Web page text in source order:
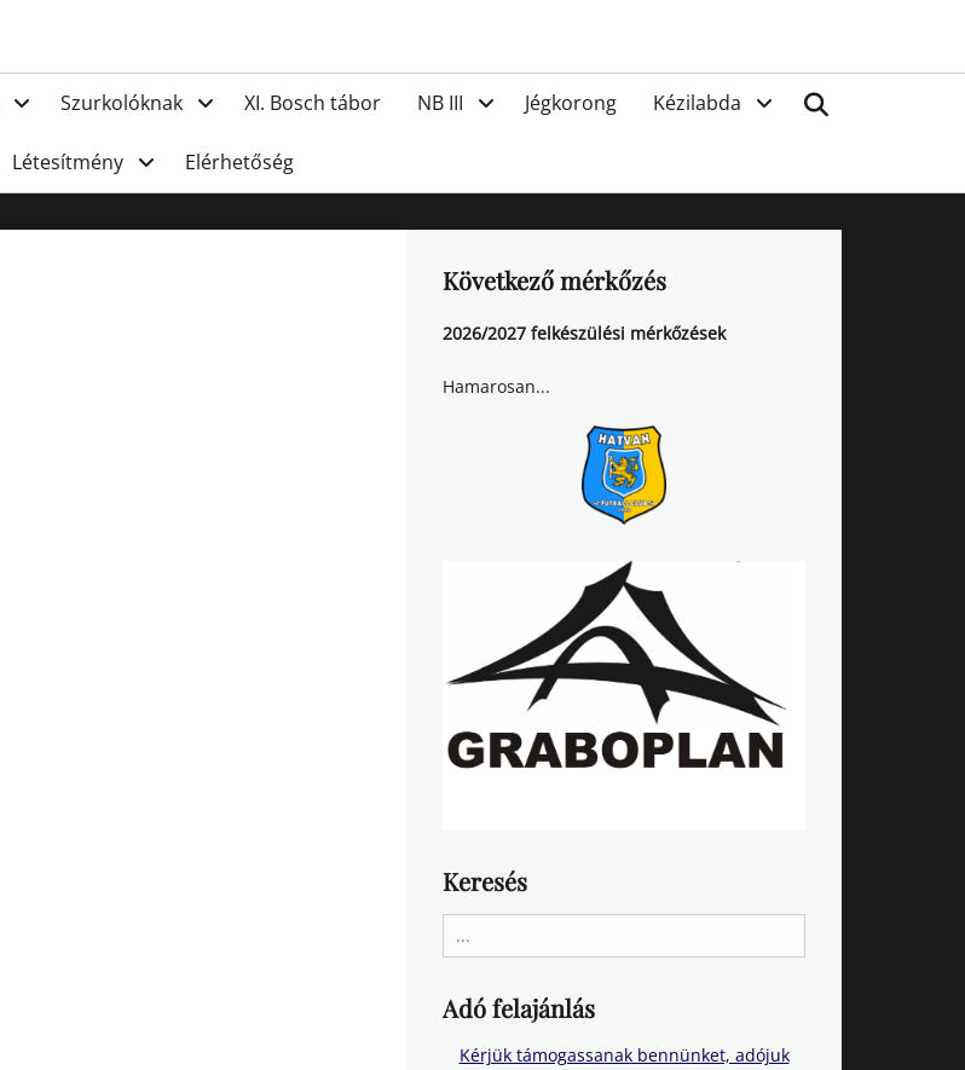
FC Hatvan
Szurkolóknak XI. Bosch tábor NB III Jégkorong Kézilabda
Létesítmény Elérhetőség
Következő mérkőzés
2026/2027 felkészülési mérkőzések
Hamarosan...
Keresés
for:
Adó felajánlás
Kérjük támogassanak bennünket, adójuk